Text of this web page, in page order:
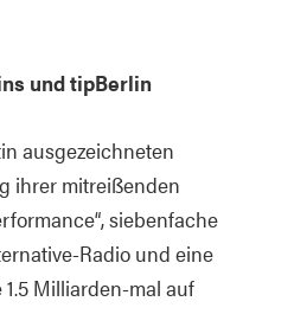
und tipBerlin
ausgezeichneten
ihrer mitreißenden
siebenfache
Radio und eine
Milliarden-mal auf